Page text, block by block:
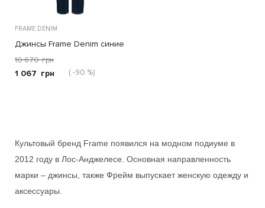
FRAME DENIM
Джинсы Frame Denim синие
10 670 грн
1 067 грн ( -90 %)
Культовый бренд Frame появился на модном подиуме в
2012 году в Лос-Анджелесе. Основная направленность
марки – джинсы, также Фрейм выпускает женскую одежду и
аксессуары.